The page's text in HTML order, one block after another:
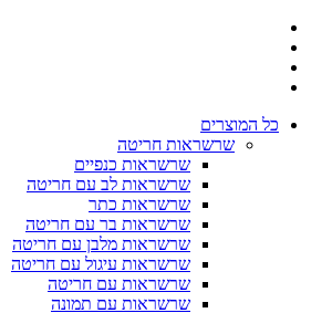
כל המוצרים
שרשראות חריטה
שרשראות כנפיים
שרשראות לב עם חריטה
שרשראות כתר
שרשראות בר עם חריטה
שרשראות מלבן עם חריטה
שרשראות עיגול עם חריטה
שרשראות עם חריטה
שרשראות עם תמונה